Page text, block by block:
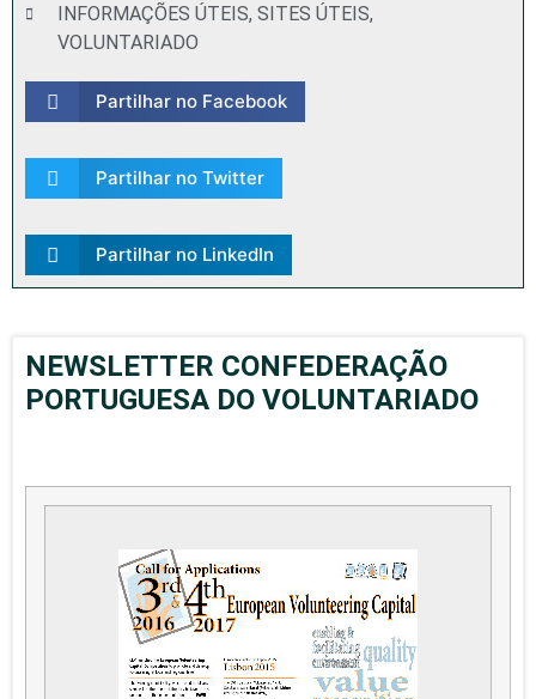
INFORMAÇÕES ÚTEIS, SITES ÚTEIS,
VOLUNTARIADO
Partilhar no Facebook
Partilhar no Twitter
Partilhar no LinkedIn
NEWSLETTER CONFEDERAÇÃO
PORTUGUESA DO VOLUNTARIADO